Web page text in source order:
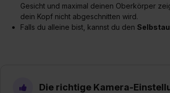
Gesicht und maximal deinen Oberkörper
dein Kopf nicht abgeschnitten wird.
Falls du alleine bist, kannst du den
Die richtige Kamera-